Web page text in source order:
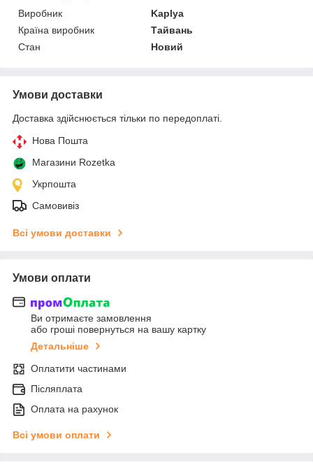
Виробник
Kaplya
Країна виробник
Тайвань
Стан
Новий
Умови доставки
Доставка здійснюється тільки по передоплаті.
Нова Пошта
Магазини Rozetka
Укрпошта
Самовивіз
Всі умови доставки
Умови оплати
Ви отримаєте замовлення
або гроші повернуться на вашу картку
Детальніше
Оплатити частинами
Післяплата
Оплата на рахунок
Всі умови оплати